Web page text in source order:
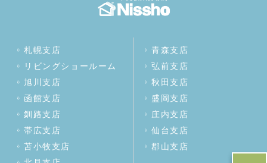
札幌支店
リビングショールーム
旭川支店
函館支店
釧路支店
帯広支店
苫小牧支店
青森支店
弘前支店
秋田支店
盛岡支店
庄内支店
仙台支店
郡山支店